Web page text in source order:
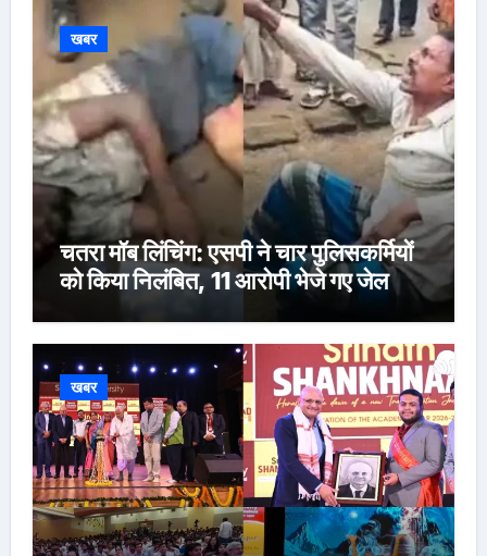
खबर
चतरा मॉब लिंचिंग: एसपी ने चार पुलिसकर्मियों
को किया निलंबित, 11 आरोपी भेजे गए जेल
खबर